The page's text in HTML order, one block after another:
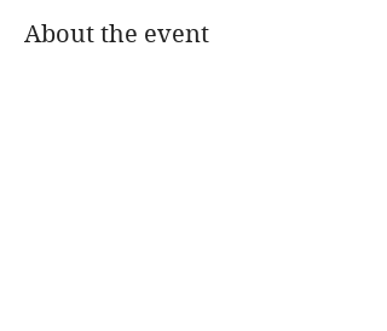
About the event